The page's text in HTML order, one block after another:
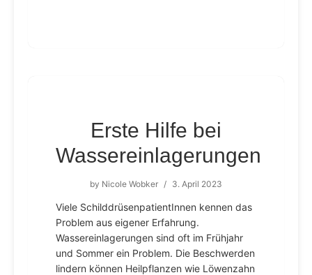
Erste Hilfe bei
Wassereinlagerungen
by Nicole Wobker / 3. April 2023
Viele SchilddrüsenpatientInnen kennen das
Problem aus eigener Erfahrung.
Wassereinlagerungen sind oft im Frühjahr
und Sommer ein Problem. Die Beschwerden
lindern können Heilpflanzen wie Löwenzahn